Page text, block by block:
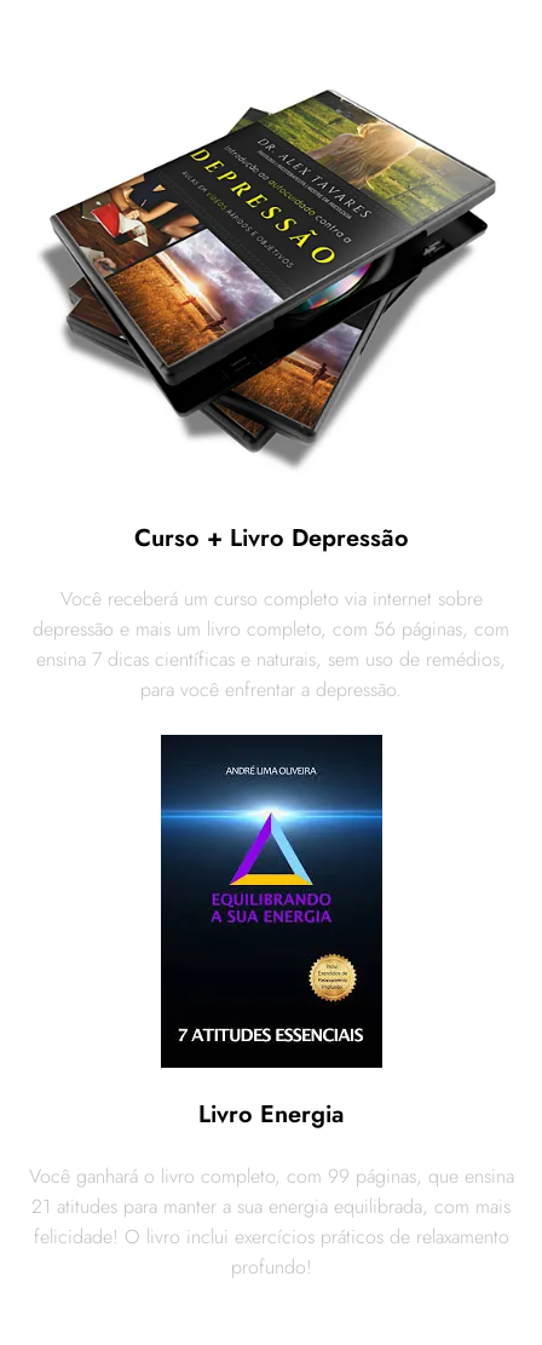
Curso + Livro Depressão
Você receberá um curso completo via internet sobre
depressão e mais um livro completo, com 56 páginas, com
ensina 7 dicas científicas e naturais, sem uso de remédios,
para você enfrentar a depressão.
Livro Energia
Você ganhará o livro completo, com 99 páginas, que ensina
21 atitudes para manter a sua energia equilibrada, com mais
felicidade! O livro inclui exercícios práticos de relaxamento
profundo!